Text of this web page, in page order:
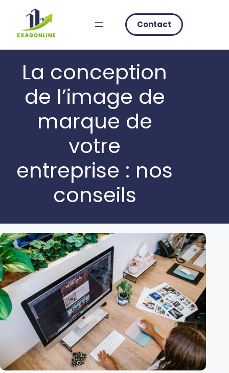
content
Contact
La conception
de l’image de
marque de
votre
entreprise : nos
conseils